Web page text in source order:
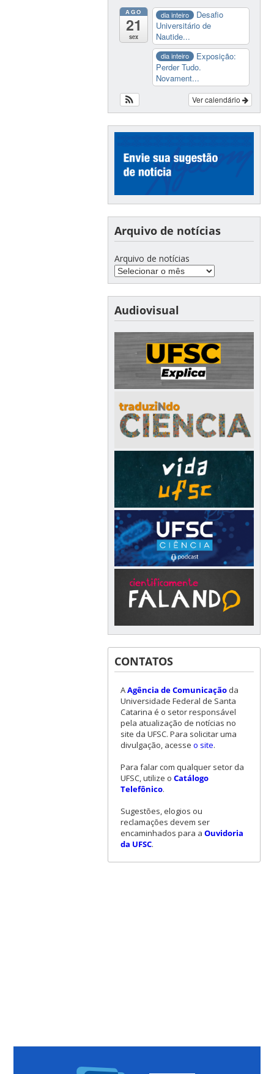
AGO
21
sex
dia inteiro
Desafio
Universitário de
Nautide...
dia inteiro
Exposição:
Perder Tudo.
Novament...
Ver calendário
Arquivo de notícias
Arquivo de notícias
Audiovisual
CONTATOS
AAgência de Comunicaçãoda
Universidade Federal de Santa
Catarina é o setor responsável
pela atualização de notícias no
site da UFSC. Para solicitar uma
divulgação, acesse o site.
Para falar com qualquer setor da
UFSC, utilize o Catálogo
Telefônico.
Sugestões, elogios ou
reclamações devem ser
encaminhados para a Ouvidoria
da UFSC.